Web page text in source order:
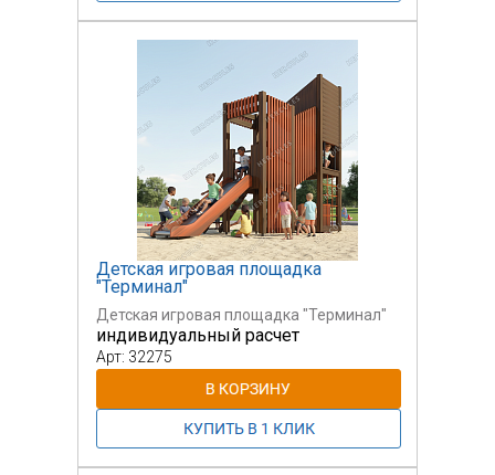
Детская игровая площадка
"Терминал"
Детская игровая площадка "Терминал"
индивидуальный расчет
Арт: 32275